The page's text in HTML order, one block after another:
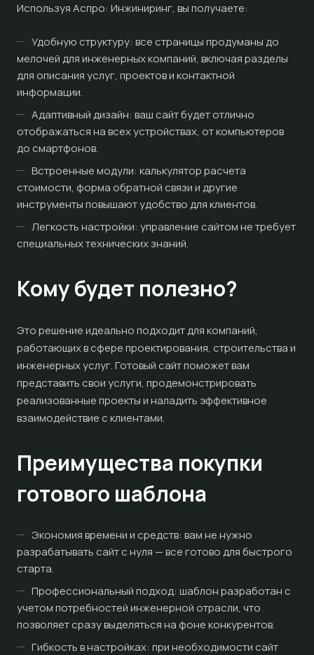
Используя Аспро: Инжиниринг, вы получаете:
Удобную структуру: все страницы продуманы до
мелочей для инженерных компаний, включая разделы
для описания услуг, проектов и контактной
информации.
Адаптивный дизайн: ваш сайт будет отлично
отображаться на всех устройствах, от компьютеров
до смартфонов.
Встроенные модули: калькулятор расчета
стоимости, форма обратной связи и другие
инструменты повышают удобство для клиентов.
Легкость настройки: управление сайтом не требует
специальных технических знаний.
Кому будет полезно?
Это решение идеально подходит для компаний,
работающих в сфере проектирования, строительства и
инженерных услуг. Готовый сайт поможет вам
представить свои услуги, продемонстрировать
реализованные проекты и наладить эффективное
взаимодействие с клиентами.
Преимущества покупки
готового шаблона
Экономия времени и средств: вам не нужно
разрабатывать сайт с нуля — все готово для быстрого
старта.
Профессиональный подход: шаблон разработан с
учетом потребностей инженерной отрасли, что
позволяет сразу выделяться на фоне конкурентов.
Гибкость в настройках: при необходимости сайт